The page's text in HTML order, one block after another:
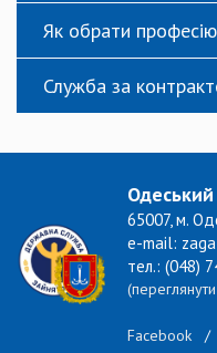
Як обрати
Служба за
Одеський
65007, м.
e-mail:
тел.: (048)
(переглянути
Facebook /